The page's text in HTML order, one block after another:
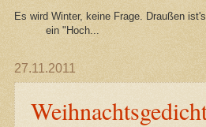
Es wird Winter, keine Frage. Draußen
ein "Hoch...
27.11.2011